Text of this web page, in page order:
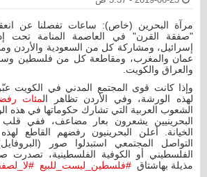
مرآة البحرين (خاص): ساعات تفصلنا عن
"صفقة القرن" في العاصمة المنامة تحت
إسرائيل، ومشاركة كل من السعودية والأردن
عمان والمغرب، ومقاطعة كل من فلسطين
والعراق والكويت.
وإذا كانت قوى المجتمع المدني في الكويت
لهذه الورشة، وفي الأردن تظاهر المئات
الشعوب العربية التي تشارك حكوماتها في هذه
البحرينيين يشعرون بعار مضاعف، ففي
الخيانة. أعلن البحرينيون رفضهم القاطع
التواصل المجتمعي استبدلوا صور
الفلسطيني أو الكوفية الفلسطينية، تصدرت
مذيلة بهاشتاق #فلسطين_ليست_للبيع